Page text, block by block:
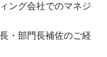
ング会社でのマネジ
・部門長補佐のご経